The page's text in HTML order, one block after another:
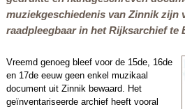
muziekgeschiedenis van Zinnik zijn
raadpleegbaar in het Rijksarchief te
Vreemd genoeg bleef voor de 15de, 16de
en 17de eeuw geen enkel muzikaal
document uit Zinnik bewaard. Het
geïnventariseerde archief heeft vooral